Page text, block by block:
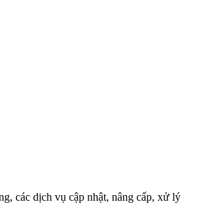
các dịch vụ cập nhật, nâng cấp, xử lý